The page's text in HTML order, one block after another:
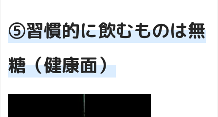
⑤習慣的に飲むものは無
糖（健康面）